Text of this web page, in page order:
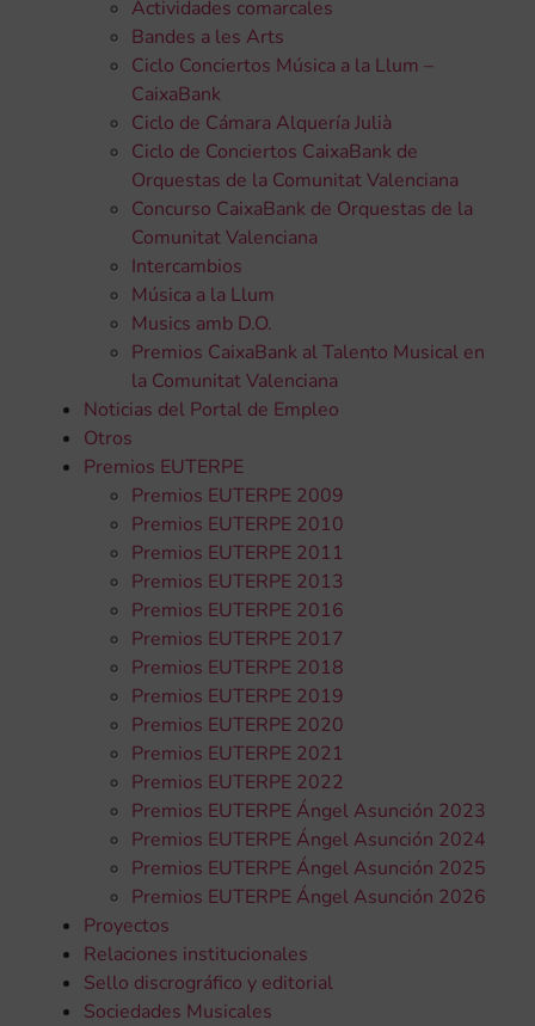
Actividades comarcales
Bandes a les Arts
Ciclo Conciertos Música a la Llum –
CaixaBank
Ciclo de Cámara Alquería Julià
Ciclo de Conciertos CaixaBank de
Orquestas de la Comunitat Valenciana
Concurso CaixaBank de Orquestas de la
Comunitat Valenciana
Intercambios
Música a la Llum
Musics amb D.O.
Premios CaixaBank al Talento Musical en
la Comunitat Valenciana
Noticias del Portal de Empleo
Otros
Premios EUTERPE
Premios EUTERPE 2009
Premios EUTERPE 2010
Premios EUTERPE 2011
Premios EUTERPE 2013
Premios EUTERPE 2016
Premios EUTERPE 2017
Premios EUTERPE 2018
Premios EUTERPE 2019
Premios EUTERPE 2020
Premios EUTERPE 2021
Premios EUTERPE 2022
Premios EUTERPE Ángel Asunción 2023
Premios EUTERPE Ángel Asunción 2024
Premios EUTERPE Ángel Asunción 2025
Premios EUTERPE Ángel Asunción 2026
Proyectos
Relaciones institucionales
Sello discrográfico y editorial
Sociedades Musicales